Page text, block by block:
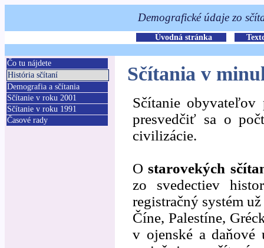
Čo tu nájdete
História sčítaní
Demografia a sčítania
Sčítanie v roku 2001
Sčítanie v roku 1991
Časové rady
Sčítania v
Sčítanie obyvateľov
presvedčiť sa o
civilizácie.
Ostarovekých
zo svedectiev
registračný systém
Číne, Palestíne,
v ojenské a